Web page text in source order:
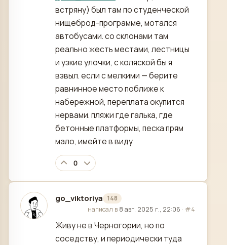
встряну) был там по студенческой
нищеброд-программе, мотался
автобусами. со склонами там
реально жесть местами, лестницы
и узкие улочки, с коляской бы я
взвыл. если с мелкими — берите
равнинное место поближе к
набережной, переплата окупится
нервами. пляжи где галька, где
бетонные платформы, песка прям
мало, имейте в виду
0
go_viktoriya 148
отредактировано
написал в 8 авг. 2025 г., 22:06 · #4
Живу не в Черногории, но по
соседству, и периодически туда